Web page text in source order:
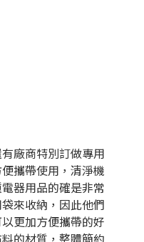
廠商特別訂做專用
攜帶使用，清淨機
器用品的確是非常
來收納，因此他們
更加方便攜帶的好